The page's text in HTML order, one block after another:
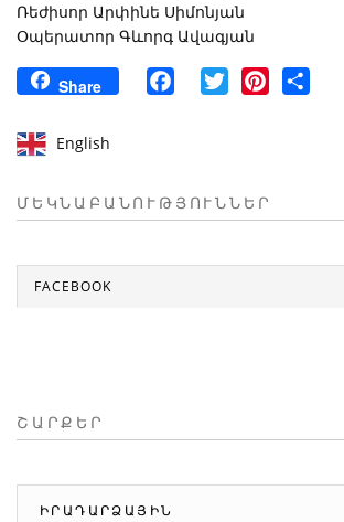
Ռեժիսոր Արփինե Սիմոնյան
Օպերատոր Գևորգ Ավագյան
Share FacebookTwitter Pinterest
English
ՄԵԿՆԱԲԱՆՈՒԹՅՈՒՆՆԵՐ
FACEBOOK
ՇԱՐՔԵՐ
ԻՐԱԴԱՐՁԱՅԻՆ